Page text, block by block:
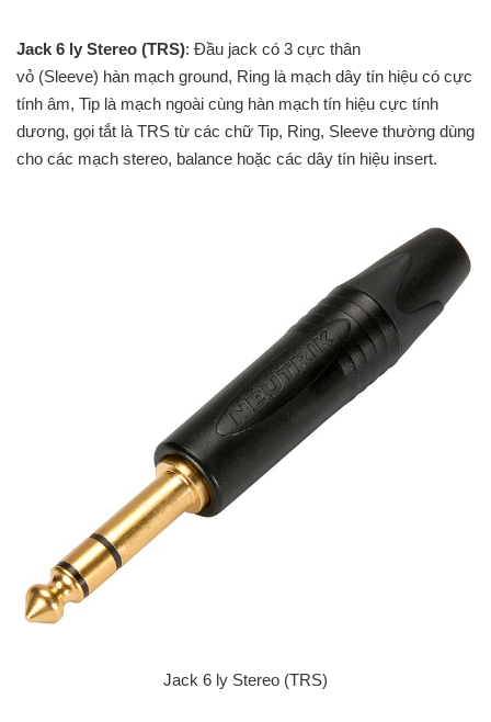
Jack 6 ly Stereo (TRS): Đầu jack có 3 cực thân
vỏ (Sleeve) hàn mạch ground, Ring là mạch dây tín hiệu có cực
tính âm, Tip là mạch ngoài cùng hàn mạch tín hiệu cực tính
dương, gọi tắt là TRS từ các chữ Tip, Ring, Sleeve thường dùng
cho các mạch stereo, balance hoặc các dây tín hiệu insert.
Jack 6 ly Stereo (TRS)